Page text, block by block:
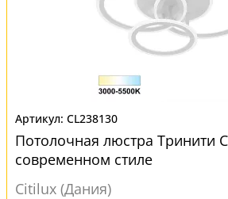
CL238130
Потолочная люстра Тринити
современном стиле
Citilux (Дания)